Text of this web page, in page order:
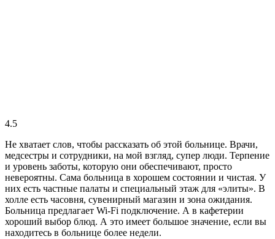
4.5
Не хватает слов, чтобы рассказать об этой больнице. Врачи,
медсестры и сотрудники, на мой взгляд, супер люди. Терпение
и уровень заботы, которую они обеспечивают, просто
невероятны. Сама больница в хорошем состоянии и чистая. У
них есть частные палаты и специальный этаж для «элиты». В
холле есть часовня, сувенирный магазин и зона ожидания.
Больница предлагает Wi-Fi подключение. А в кафетерии
хороший выбор блюд. А это имеет большое значение, если вы
находитесь в больнице более недели.